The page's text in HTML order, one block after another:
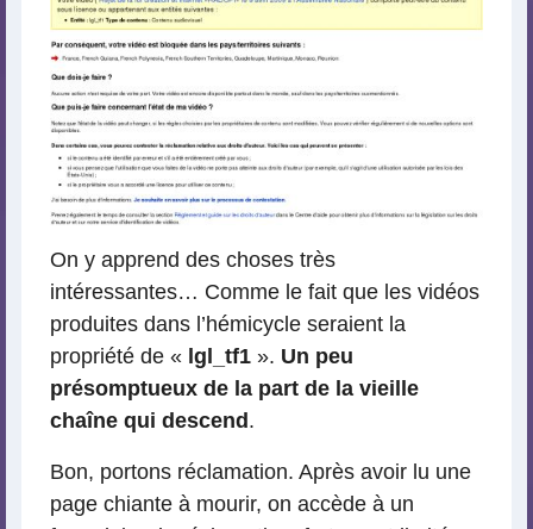
On y apprend des choses très
intéressantes… Comme le fait que les vidéos
produites dans l’hémicycle seraient la
propriété de « lgl_tf1 ». Un peu
présomptueux de la part de la vieille
chaîne qui descend.
Bon, portons réclamation. Après avoir lu une
page chiante à mourir, on accède à un